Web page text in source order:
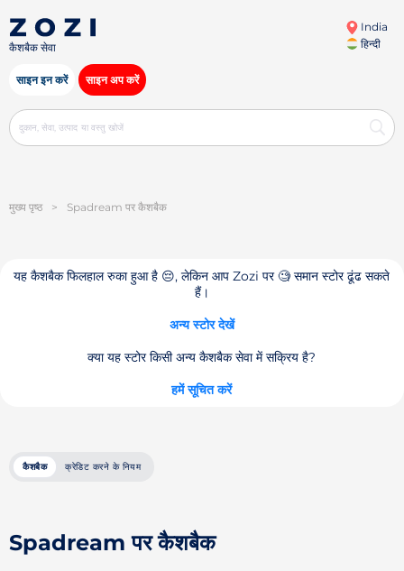
कैशबैक सेवा
India
हिन्दी
साइन इन करें साइन अप करें
मुख्य पृष्ठ > Spadream पर कैशबैक
यह कैशबैक फिलहाल रुका हुआ है 😔, लेकिन आप Zozi पर 🧐 समान स्टोर ढूंढ सकते
हैं।
अन्य स्टोर देखें
क्या यह स्टोर किसी अन्य कैशबैक सेवा में सक्रिय है?
हमें सूचित करें
कैशबैक क्रेडिट करने के नियम
Spadream पर कैशबैक